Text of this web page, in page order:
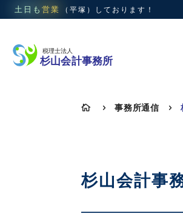
土日も 営業 （平塚） しております！
 5 事務所通信 5
杉山会計